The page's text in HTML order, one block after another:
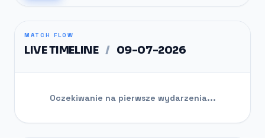
MATCH FLOW
LIVE TIMELINE / 09-07-2026
Oczekiwanie na pierwsze wydarzenia...